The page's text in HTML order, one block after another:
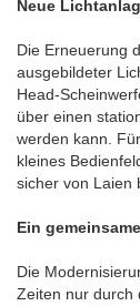
Neue
Die Erneuerung
ausgebildeter
Head-
über einen
werden kann.
kleines
sicher von Laien
Ein
Die
Zeiten nur durch